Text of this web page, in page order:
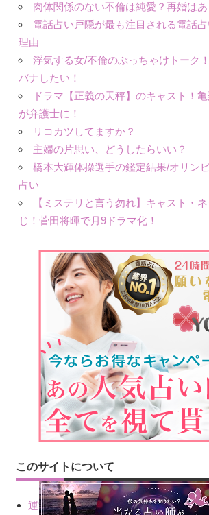
肉体関係のない不倫は純愛？再婚はあ
電話占い戸隠が最も注目される電話
理由
浮気する女/不倫のぶっちゃけトーク
バナしたい！
ドラマ【正義の天秤】のキャスト！
が弁護士に！
リコカツしてますか？
主婦の片思い、どうしたらいい？
橋本大輝体操選手の鑑定結果/オリン
占い
【ミステリと言う勿れ】キャスト・
じ！菅田将暉で月9ドラマ化！
このサイトについて
運営会社情報